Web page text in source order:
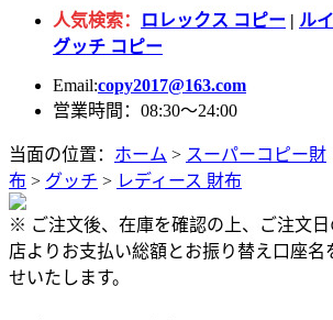
人気検索： ロレックス コピー | ル
グッチ コピー
Email:copy2017@163.com
営業時間：08:30～24:00
当面の位置： ホーム > スーパーコピー財
布 > グッチ > レディース 財布
※ ご注文後、在庫を確認の上、ご注文日
店よりお支払い総額とお振り替え口座名
せいたします。